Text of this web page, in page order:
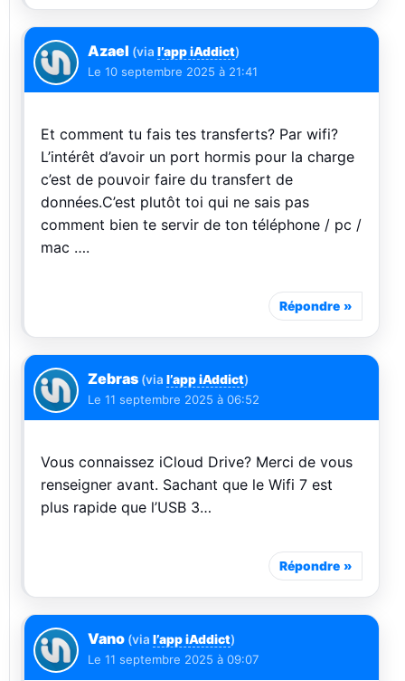
Azael (via l’app iAddict)
Le 10 septembre 2025 à 21:41
Et comment tu fais tes transferts? Par wifi?
L’intérêt d’avoir un port hormis pour la charge
c’est de pouvoir faire du transfert de
données.C’est plutôt toi qui ne sais pas
comment bien te servir de ton téléphone / pc /
mac ….
Répondre
Zebras (via l’app iAddict)
Le 11 septembre 2025 à 06:52
Vous connaissez iCloud Drive? Merci de vous
renseigner avant. Sachant que le Wifi 7 est
plus rapide que l’USB 3…
Répondre
Vano (via l’app iAddict)
Le 11 septembre 2025 à 09:07